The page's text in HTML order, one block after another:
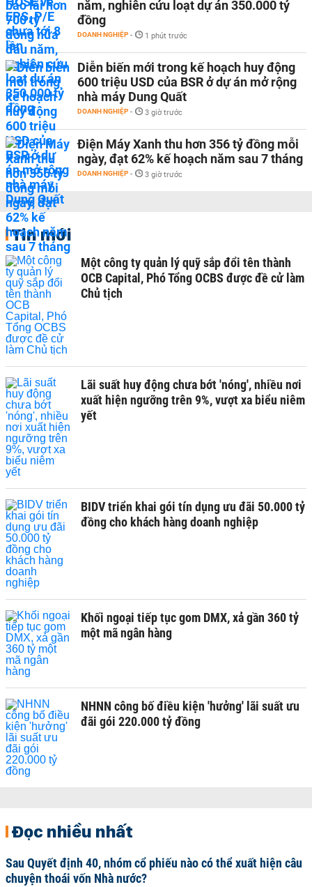
năm, nghiên cứu loạt dự án 350.000 tỷ
đồng
DOANH NGHIỆP - 1 phút trước
Diễn biến mới trong kế hoạch huy động
600 triệu USD của BSR ở dự án mở rộng
nhà máy Dung Quất
DOANH NGHIỆP - 3 giờ trước
Điện Máy Xanh thu hơn 356 tỷ đồng mỗi
ngày, đạt 62% kế hoạch năm sau 7 tháng
DOANH NGHIỆP - 3 giờ trước
Tin mới
Một công ty quản lý quỹ sắp đổi tên thành
OCB Capital, Phó Tổng OCBS được đề cử làm
Chủ tịch
Lãi suất huy động chưa bớt 'nóng', nhiều nơi
xuất hiện ngưỡng trên 9%, vượt xa biểu niêm
yết
BIDV triển khai gói tín dụng ưu đãi 50.000 tỷ
đồng cho khách hàng doanh nghiệp
Khối ngoại tiếp tục gom DMX, xả gần 360 tỷ
một mã ngân hàng
NHNN công bố điều kiện 'hưởng' lãi suất ưu
đãi gói 220.000 tỷ đồng
Đọc nhiều nhất
Sau Quyết định 40, nhóm cổ phiếu nào có thể xuất hiện câu
chuyện thoái vốn Nhà nước?